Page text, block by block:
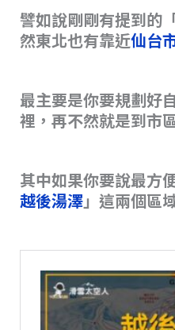
譬如說剛剛有提到的
然東北也有靠近仙台
最主要是你要規劃好
裡，再不然就是到市
其中如果你要說最方
越後湯澤」這兩個區